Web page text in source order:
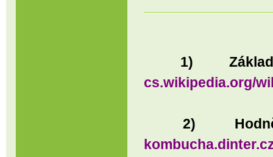
1)
cs.wikipedia.org/
2)